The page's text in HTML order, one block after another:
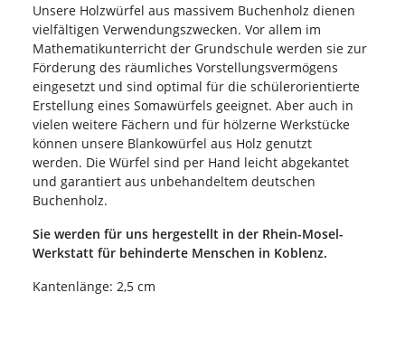
Unsere Holzwürfel aus massivem Buchenholz dienen
vielfältigen Verwendungszwecken. Vor allem im
Mathematikunterricht der Grundschule werden sie zur
Förderung des räumliches Vorstellungsvermögens
eingesetzt und sind optimal für die schülerorientierte
Erstellung eines Somawürfels geeignet. Aber auch in
vielen weitere Fächern und für hölzerne Werkstücke
können unsere Blankowürfel aus Holz genutzt
werden. Die Würfel sind per Hand leicht abgekantet
und garantiert aus unbehandeltem deutschen
Buchenholz.
Sie werden für uns hergestellt in der Rhein-Mosel-
Werkstatt für behinderte Menschen in Koblenz.
Kantenlänge: 2,5 cm